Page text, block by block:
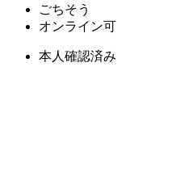
ごちそう
オンライン可
本人確認済み